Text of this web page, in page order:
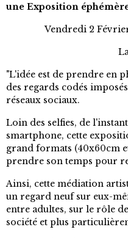
une Exposition
Vendredi 2
"L'idée est de prendre en
des regards codés
réseaux sociaux.
Loin des selfies, de
smartphone, cette
grand formats (40x60cm
prendre son temps pour
Ainsi, cette médiation
un regard neuf sur eux-
entre adultes, sur le rôle
société et plus